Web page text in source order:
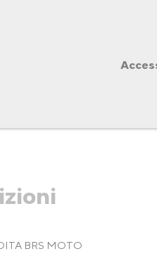
BRS MOTO